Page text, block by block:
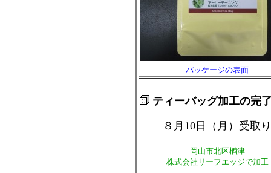
パッケージの表面
ティーバッグ加工の完
８月10日（月）受取り
岡山市北区楢津
株式会社リーフエッジで加工